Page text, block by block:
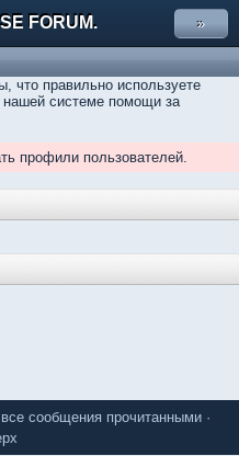
FORUM. »
что правильно используете
системе помощи за
профили пользователей.
сообщения прочитанными ·